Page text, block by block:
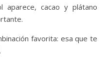
aparece, cacao y plátano
favorita: esa que te